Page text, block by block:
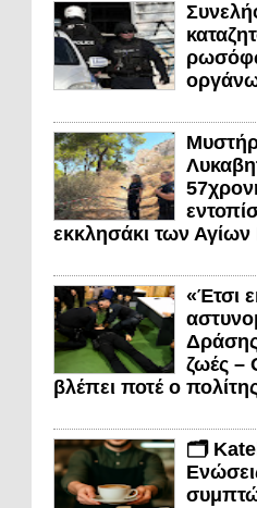
εκκλησάκι των
«Έτσι
ζωές –
βλέπει ποτέ ο
🗂️